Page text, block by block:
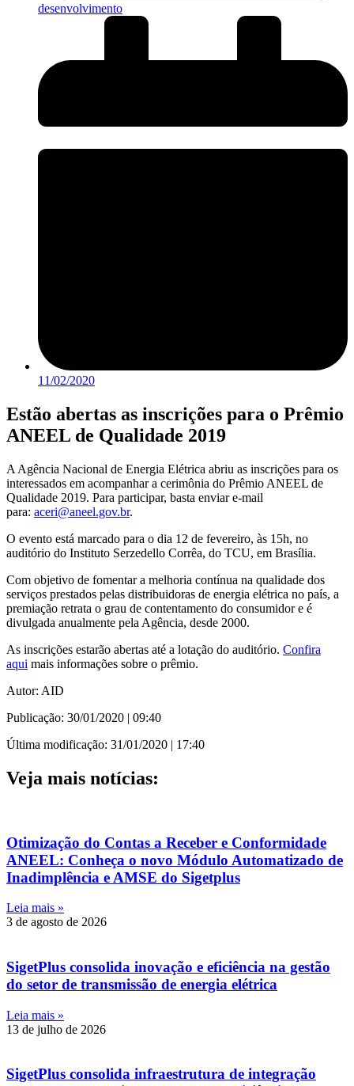
desenvolvimento
11/02/2020
Estão abertas as inscrições para o Prêmio
ANEEL de Qualidade 2019
A Agência Nacional de Energia Elétrica abriu as inscrições para os
interessados em acompanhar a cerimônia do Prêmio ANEEL de
Qualidade 2019. Para participar, basta enviar e-mail
para: aceri@aneel.gov.br.
O evento está marcado para o dia 12 de fevereiro, às 15h, no
auditório do Instituto Serzedello Corrêa, do TCU, em Brasília.
Com objetivo de fomentar a melhoria contínua na qualidade dos
serviços prestados pelas distribuidoras de energia elétrica no país, a
premiação retrata o grau de contentamento do consumidor e é
divulgada anualmente pela Agência, desde 2000.
As inscrições estarão abertas até a lotação do auditório. Confira
aqui mais informações sobre o prêmio.
Autor: AID
Publicação: 30/01/2020 | 09:40
Última modificação: 31/01/2020 | 17:40
Veja mais notícias:
Otimização do Contas a Receber e Conformidade
ANEEL: Conheça o novo Módulo Automatizado de
Inadimplência e AMSE do Sigetplus
Leia mais »
3 de agosto de 2026
SigetPlus consolida inovação e eficiência na gestão
do setor de transmissão de energia elétrica
Leia mais »
13 de julho de 2026
SigetPlus consolida infraestrutura de integração